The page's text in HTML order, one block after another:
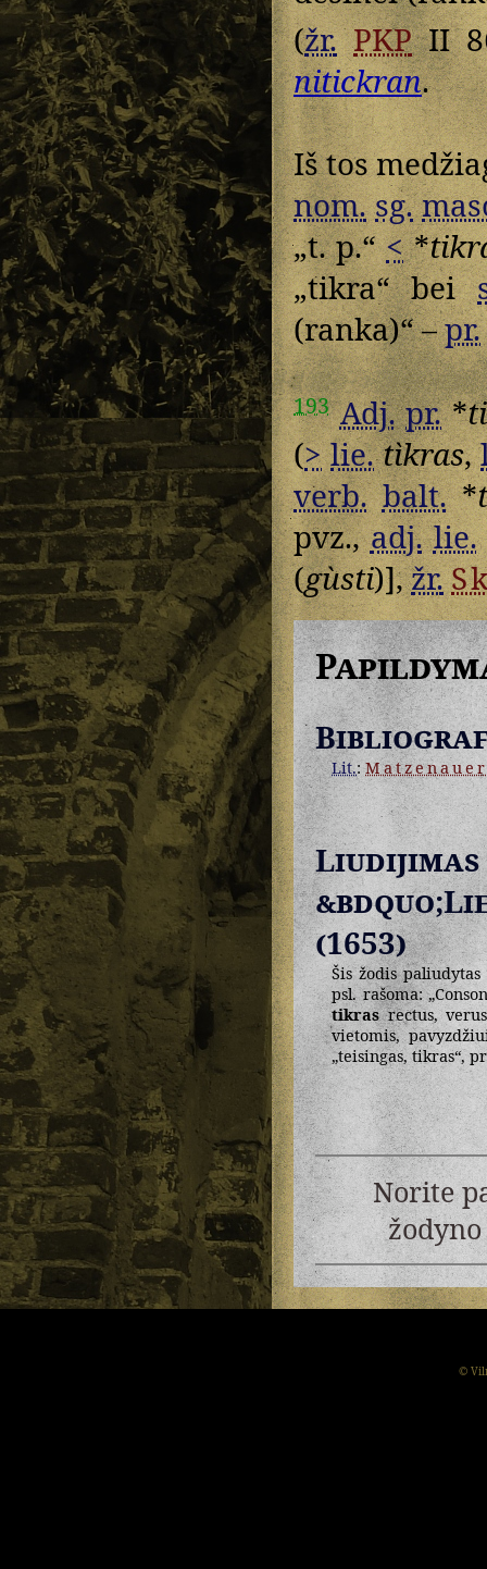
(žr. PKPII
nitickran.
Iš tos
nom. sg.
„t. p.“<*
„tikra“ bei
(ranka)“ –pr.
193 Adj. pr.*
(> lie. tìkras,
verb. balt.*
pvz.,adj. lie.
(gùsti)],žr.
Lit.:Matzenauer
(1653)
Šis žodis
psl. rašoma:
tikrasrectus,
vietomis,
„teisingas, tikras“,
Norite
©